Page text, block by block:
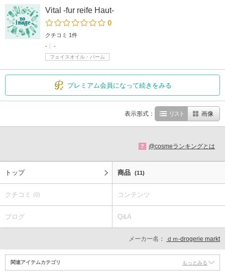
Vital -fur reife Haut-
0
クチコミ 1件
-
-
フェイスオイル・バーム
プレミアム会員になって続きをみる
表示形式： リスト 画像
? @cosmeランキングとは
トップ 商品 (11)
クチコミ (0) コンテンツ
ブログ Q&A
メーカー名： ｄｍ-drogerie markt
関連アイテムカテゴリ もっとみる